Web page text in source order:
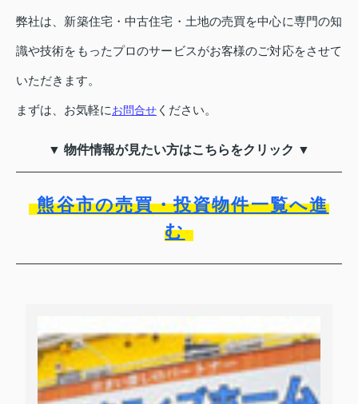
弊社は、新築住宅・中古住宅・土地の売買を中心に専門の知
識や技術をもったプロのサービスがお客様のご対応をさせて
いただきます。
まずは、お気軽にお問合せ ください。
▼ 物件情報が見たい方はこちらをクリック ▼
熊谷市の売買・投資物件一覧へ進
む